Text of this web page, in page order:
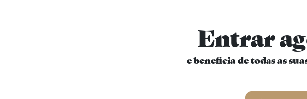
Entrar
e beneficia de todas as